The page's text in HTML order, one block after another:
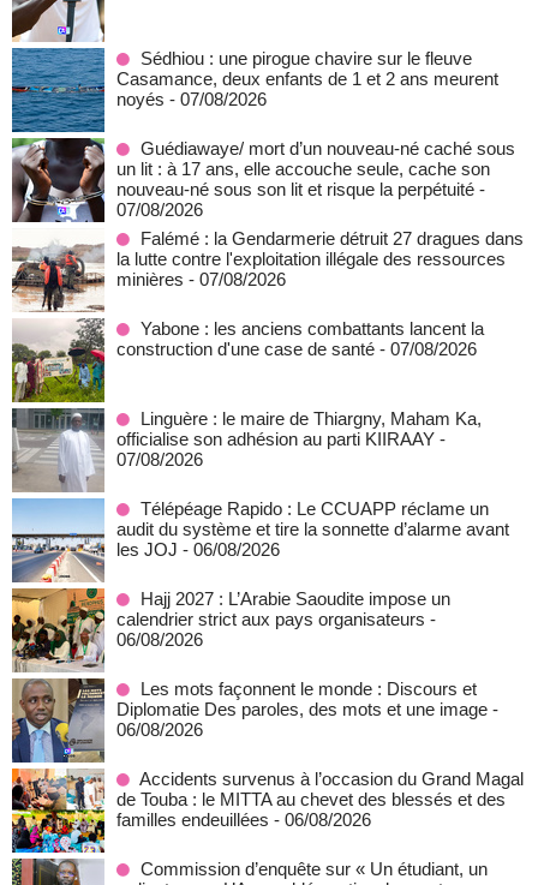
Sédhiou : une pirogue chavire sur le fleuve
Casamance, deux enfants de 1 et 2 ans meurent
noyés - 07/08/2026
Guédiawaye/ mort d’un nouveau-né caché sous
un lit : à 17 ans, elle accouche seule, cache son
nouveau-né sous son lit et risque la perpétuité -
07/08/2026
Falémé : la Gendarmerie détruit 27 dragues dans
la lutte contre l'exploitation illégale des ressources
minières - 07/08/2026
Yabone : les anciens combattants lancent la
construction d'une case de santé - 07/08/2026
Linguère : le maire de Thiargny, Maham Ka,
officialise son adhésion au parti KIIRAAY -
07/08/2026
Télépéage Rapido : Le CCUAPP réclame un
audit du système et tire la sonnette d’alarme avant
les JOJ - 06/08/2026
Hajj 2027 : L’Arabie Saoudite impose un
calendrier strict aux pays organisateurs -
06/08/2026
Les mots façonnent le monde : Discours et
Diplomatie Des paroles, des mots et une image -
06/08/2026
Accidents survenus à l’occasion du Grand Magal
de Touba : le MITTA au chevet des blessés et des
familles endeuillées - 06/08/2026
Commission d’enquête sur « Un étudiant, un